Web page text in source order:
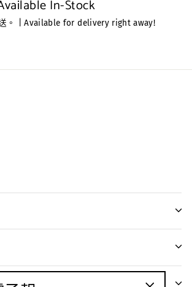
In-Stock
。 | Available for delivery right away!